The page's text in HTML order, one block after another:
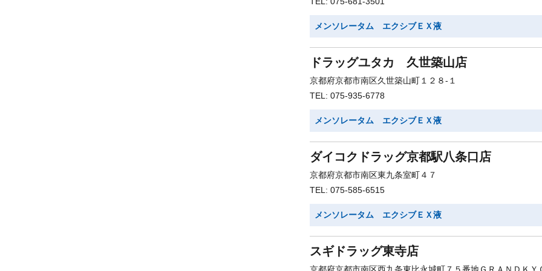
メンソレータム エクシブＥＸ液
ドラッグユタカ 久世築山店
京都府京都市南区久世築山町１２８-１
TEL: 075-935-6778
メンソレータム エクシブＥＸ液
ダイコクドラッグ京都駅八条口店
京都府京都市南区東九条室町４７
TEL: 075-585-6515
メンソレータム エクシブＥＸ液
スギドラッグ東寺店